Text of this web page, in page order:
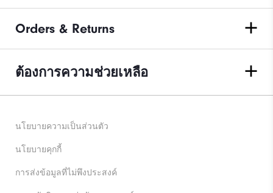
Orders & Returns
ต้องการความช่วยเหลือ
นโยบายความเป็นส่วนตัว
นโยบายคุกกี้
การส่งข้อมูลที่ไม่พึงประสงค์